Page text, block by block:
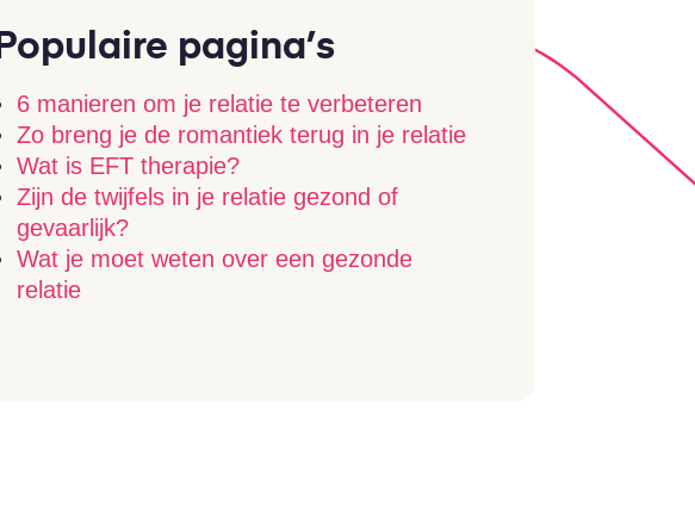
Populaire pagina’s
6 manieren om je relatie te verbeteren
Zo breng je de romantiek terug in je relatie
Wat is EFT therapie?
Zijn de twijfels in je relatie gezond of
gevaarlijk?
Wat je moet weten over een gezonde
relatie